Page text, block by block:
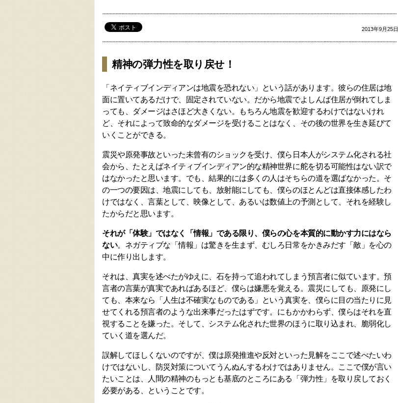
2013年9月25日
精神の弾力性を取り戻せ！
「ネイティブインディアンは地震を恐れない」という話があります。彼らの住居は地
面に置いてあるだけで、固定されていない。だから地震でよしんば住居が倒れてしま
っても、ダメージはさほど大きくない。もちろん地震を歓迎するわけではないけれ
ど、それによって致命的なダメージを受けることはなく、その後の世界を生き延びて
いくことができる。
震災や原発事故といった未曾有のショックを受け、僕ら日本人がシステム化される社
会から、たとえばネイティブインディアン的な精神世界に舵を切る可能性はない訳で
はなかったと思います。でも、結果的には多くの人はそちらの道を選ばなかった。そ
の一つの要因は、地震にしても、放射能にしても、僕らのほとんどは直接体感したわ
けではなく、言葉として、映像として、あるいは数値上の予測として、それを経験し
たからだと思います。
それが「体験」ではなく「情報」である限り、僕らの心を本質的に動かす力にはなら
ない。ネガティブな「情報」は驚きを生まず、むしろ日常をかきみだす「敵」を心の
中に作り出します。
それは、真実を述べたがゆえに、石を持って追われてしまう預言者に似ています。預
言者の言葉が真実であればあるほど、僕らは嫌悪を覚える。震災にしても、原発にし
ても、本来なら「人生は不確実なものである」という真実を、僕らに目の当たりに見
せてくれる預言者のような出来事だったはずです。にもかかわらず、僕らはそれを直
視することを嫌った。そして、システム化された世界のほうに取り込まれ、脆弱化し
ていく道を選んだ。
誤解してほしくないのですが、僕は原発推進や反対といった見解をここで述べたいわ
けではないし、防災対策についてうんぬんするわけではありません。ここで僕が言い
たいことは、人間の精神のもっとも基底のところにある「弾力性」を取り戻しておく
必要がある、ということです。